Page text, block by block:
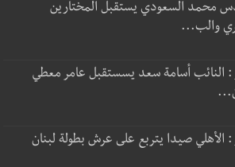
محمد السعودي يستقبل المختارين
والب...
: النائب أسامة سعد يسستقبل عامر معطي
: الأهلي صيدا يتربع على عرش بطولة لبنان